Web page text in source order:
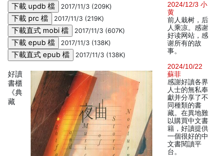
2017/11/3 (209K)
2017/11/3 (219K)
2017/11/3 (607K)
2017/11/3 (138K)
2017/11/3 (138K)
好讀
書櫃
《典
藏
2024/12/3 小
黄
前人栽树，后
人乘凉。感谢
好读网站，感
谢所有的故
事。
2024/10/22
蘇菲
感謝好讀各界
人士的無私奉
獻并分享了不
同種類的書
藏。在異地難
以購買中文書
籍，好讀提供
一個很好的中
文書閱讀平
台。